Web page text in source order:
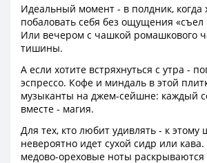
Идеальный момент - в полдник, когда
побаловать себя без ощущения «съел
Или вечером с чашкой ромашкового
тишины.
А если хотите встряхнуться с утра -
эспрессо. Кофе и миндаль в этой
музыканты на джем-сейшне: каждый
вместе - магия.
Для тех, кто любит удивлять - к этому
невероятно идет сухой сидр или
медово-ореховые ноты раскрываются